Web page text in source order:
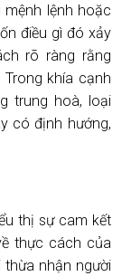
lệnh hoặc
điều gì đó xảy
rõ ràng rằng
khía cạnh
trung hoà, loại
có định hướng,
thị sự cam kết
thực cách của
thừa nhận người